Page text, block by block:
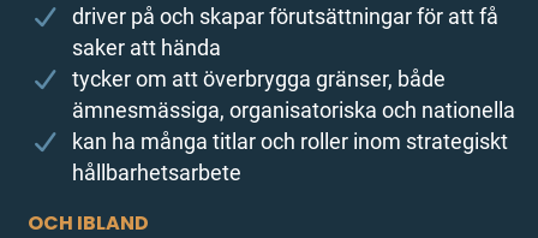
driver på och skapar förutsättningar för att få
saker att hända
tycker om att överbrygga gränser, både
ämnesmässiga, organisatoriska och nationella
kan ha många titlar och roller inom strategiskt
hållbarhetsarbete
OCH IBLAND